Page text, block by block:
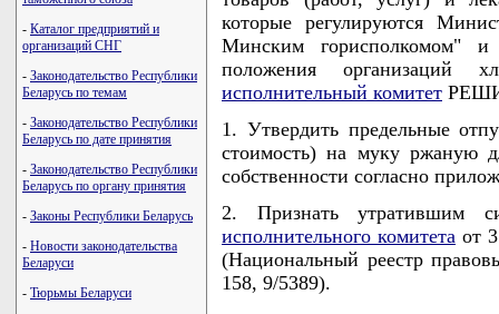
- Каталог предприятий и
организаций СНГ
- Законодательство Республики
Беларусь по темам
- Законодательство Республики
Беларусь по дате принятия
- Законодательство Республики
Беларусь по органу принятия
- Законы Республики Беларусь
- Новости законодательства
Беларуси
- Тюрьмы Беларуси
которые регулируются
Минским горисполкомом" и
положения организаций
исполнительный комитет
1. Утвердить предельные
стоимость) на муку ржаную
собственности согласно
2. Признать утратившим
исполнительного комитета от
(Национальный реестр
158, 9/5389).